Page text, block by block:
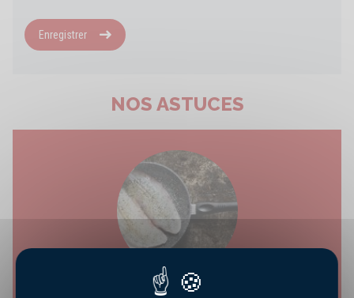
Enregistrer
NOS ASTUCES